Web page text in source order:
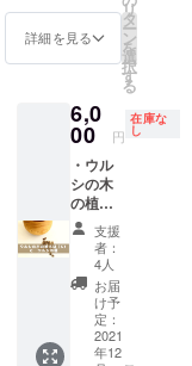
ての支
援者様
に以下
もお送
す。 ・
お礼の
メール
・進捗
報告
メール
（2021
年12月
～2022
年4月
月2回程
度） ・
2022年
2月オン
報告
（2021
年12月
年4月
月2回程
度） ・
2022年
2月オン
ライン
交流会
ご招
待
（ご希
望者の
み）
は支援
にご連
絡しま
の交通
費は各
自でご
負担く
ださ
い。
なお天
候やウ
ルシの
生育具
合等々
の状況
によ
年2月開
催予定
オンラ
招待
ト。ク
リスマ
ろん、
ふだん
テーブ
ルなど
に飾る
だけで
もかわ
いいの
です
が… な
んと！
ブラッ
（ウル
シノ
作 ：
川崎宏
（工芸
作家、
「縄文
うるし
パー
ク」メ
バー）
このプ
ロジェ
クトで
試行錯
め凡そ
で
す）
外
4.7 長
さ
12.3
高さ2.6
センチ
容
量：
コー
ヒー粉
すりき
り1杯
約10ｇ
製
作 ：
詳細を見る
リ
タ
ー
ン
を
選
択
す
る
6,0
00 円
在庫な
し
・ウル
シの木
の植木
鉢（S）
（送料
込み）
サイ
ズ（手
仕事の
ため凡
そで
支援
者：
4人
お届
け予
定：
2021
年12